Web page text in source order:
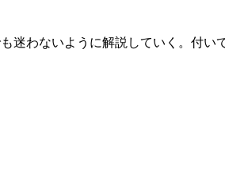
迷わないように解説していく。付い